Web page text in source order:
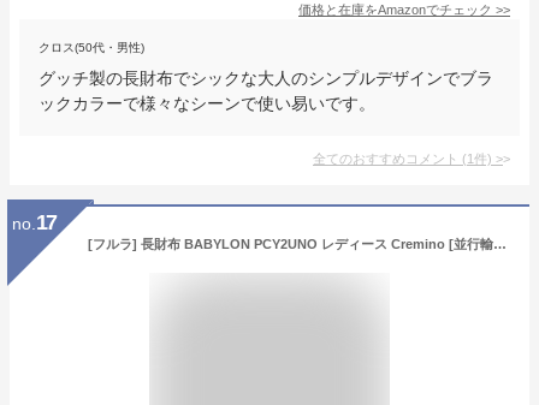
価格と在庫をAmazonでチェック >>
クロス(50代・男性)
グッチ製の長財布でシックな大人のシンプルデザインでブラ
ックカラーで様々なシーンで使い易いです。
全てのおすすめコメント (1件) >
no. 17
[フルラ] 長財布 BABYLON PCY2UNO レディース Cremino [並行輸入品]